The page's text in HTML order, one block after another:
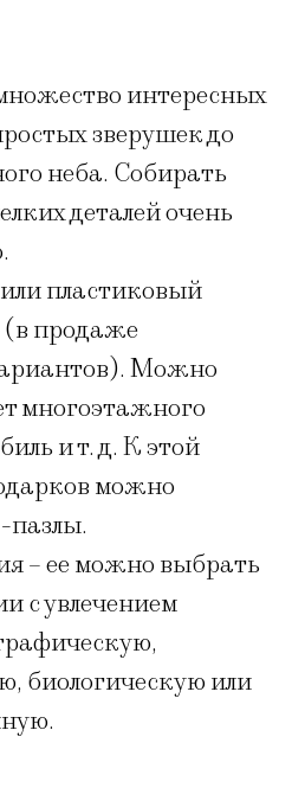
интересных
зверушек до
неба. Собирать
деталей очень
пластиковый
(в продаже
Можно
многоэтажного
и т. д. К этой
можно
пазлы.
– ее можно выбрать
с увлечением
биологическую или